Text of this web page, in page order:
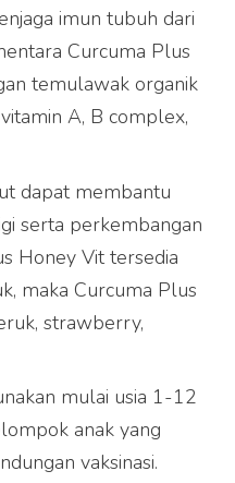
Plus
melalui
kami
imun tubuh dari
Curcuma Plus
temulawak organik
A, B complex,
dapat membantu
serta perkembangan
Honey Vit tersedia
maka Curcuma Plus
strawberry,
mulai usia 1-12
anak yang
vaksinasi.